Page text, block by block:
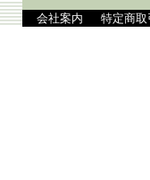
会社案内 特定商